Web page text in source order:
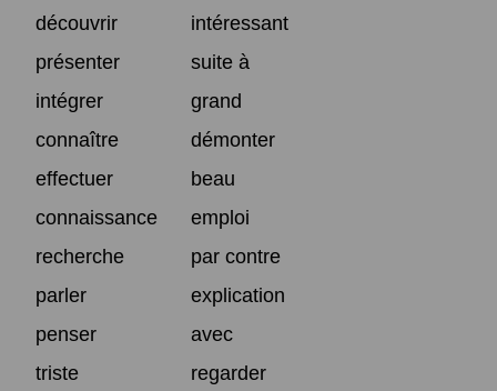
découvrir
intéressant
présenter
suite à
intégrer
grand
connaître
démonter
effectuer
beau
connaissance
emploi
recherche
par contre
parler
explication
penser
avec
triste
regarder